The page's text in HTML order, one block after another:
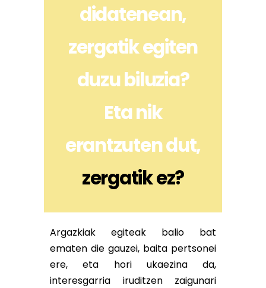
didatenean,
zergatik egiten
duzu biluzia?
Eta nik
erantzuten dut,
zergatik ez?
Argazkiak egiteak balio bat
ematen die gauzei, baita pertsonei
ere, eta hori ukaezina da,
interesgarria iruditzen zaigunari